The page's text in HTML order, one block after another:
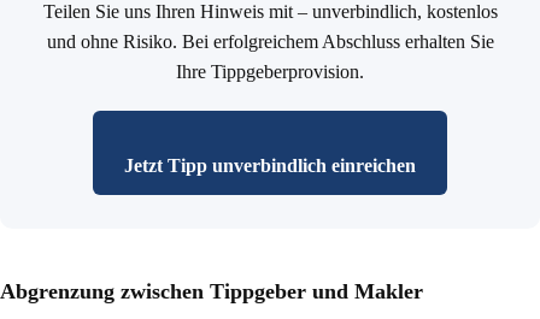
Teilen Sie uns Ihren Hinweis mit – unverbindlich, kostenlos
und ohne Risiko. Bei erfolgreichem Abschluss erhalten Sie
Ihre Tippgeberprovision.
Jetzt Tipp unverbindlich einreichen
Abgrenzung zwischen Tippgeber und Makler